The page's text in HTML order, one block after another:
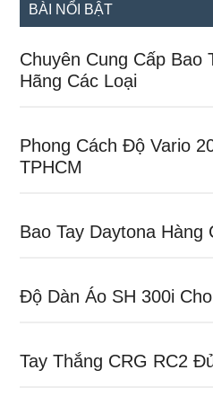
BÀI NỔI BẬT
Chuyên Cung Cấp Bao
Hãng Các Loại
Phong Cách Độ Vario
TPHCM
Bao Tay Daytona Hàng
Độ Dàn Áo SH 300i
Tay Thắng CRG RC2